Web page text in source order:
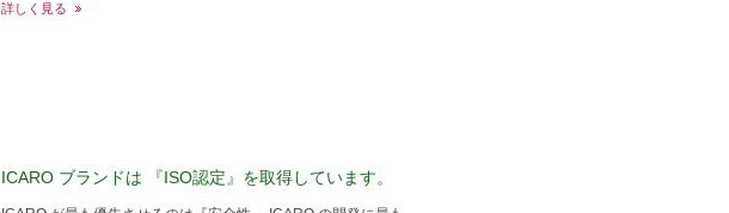
詳しく見る
ICARO ブランドは 『ISO認定』を取得しています。